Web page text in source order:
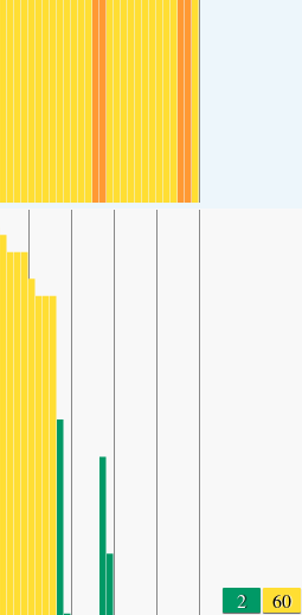
2 60